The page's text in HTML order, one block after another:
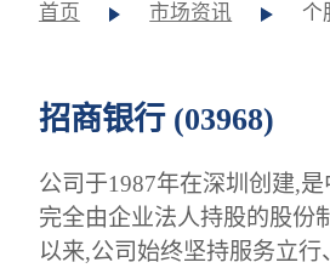
首页 市场资讯 个
招商银行 (03968)
公司于1987年在深圳创建,
完全由企业法人持股的股份
以来,公司始终坚持服务立